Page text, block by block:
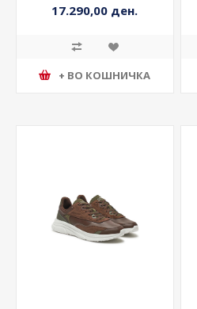
17.290,00 ден.
+ ВО КОШНИЧКА